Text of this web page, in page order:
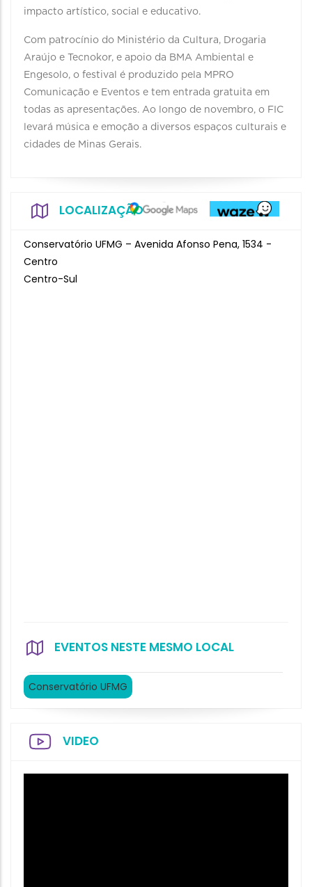
impacto artístico, social e educativo.
Com patrocínio do Ministério da Cultura, Drogaria
Araújo e Tecnokor, e apoio da BMA Ambiental e
Engesolo, o festival é produzido pela MPRO
Comunicação e Eventos e tem entrada gratuita em
todas as apresentações. Ao longo de novembro, o FIC
levará música e emoção a diversos espaços culturais e
cidades de Minas Gerais.
LOCALIZAÇÃO
Conservatório UFMG – Avenida Afonso Pena, 1534 -
Centro
Centro-Sul
EVENTOS NESTE MESMO LOCAL
Conservatório UFMG
VIDEO